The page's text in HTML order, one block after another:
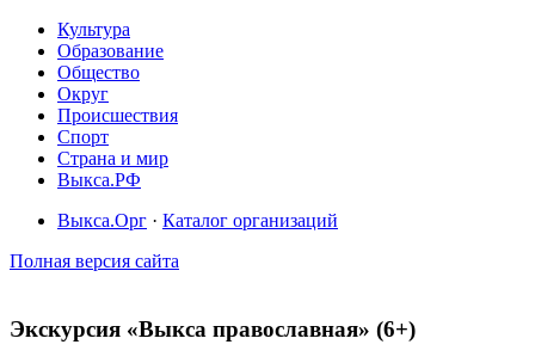
Культура
Образование
Общество
Округ
Происшествия
Спорт
Страна и мир
Выкса.РФ
Выкса.Орг · Каталог организаций
Полная версия сайта
Экскурсия «Выкса православная» (6+)